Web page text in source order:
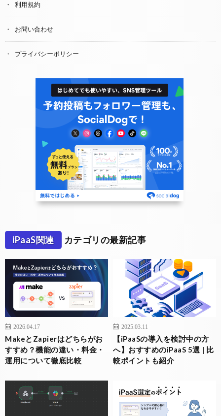
利用規約
お問い合わせ
プライバシーポリシー
iPaaS関連 カテゴリの最新記事
2026.04.17
MakeとZapierはどちらがお
すすめ？機能の違い・料金・
運用について徹底比較
2025.03.11
【iPaaSの導入を検討中の方
へ】おすすめのiPaaS 5選 | 比
較ポイントも紹介